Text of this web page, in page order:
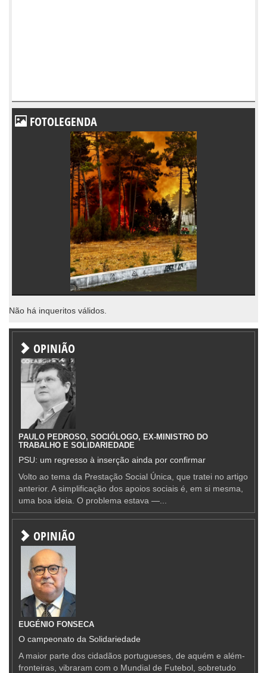
FOTOLEGENDA
Não há inqueritos válidos.
OPINIÃO
PAULO PEDROSO, SOCIÓLOGO, EX-MINISTRO DO
TRABALHO E SOLIDARIEDADE
PSU: um regresso à inserção ainda por confirmar
Volto ao tema da Prestação Social Única, que tratei no artigo
anterior. A simplificação dos apoios sociais é, em si mesma,
uma boa ideia. O problema estava —...
OPINIÃO
EUGÉNIO FONSECA
O campeonato da Solidariedade
A maior parte dos cidadãos portugueses, de aquém e além-
fronteiras, vibraram com o Mundial de Futebol, sobretudo